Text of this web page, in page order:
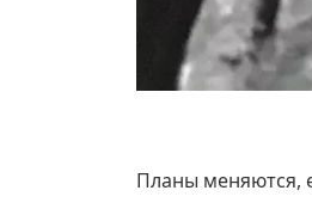
Планы меняются,